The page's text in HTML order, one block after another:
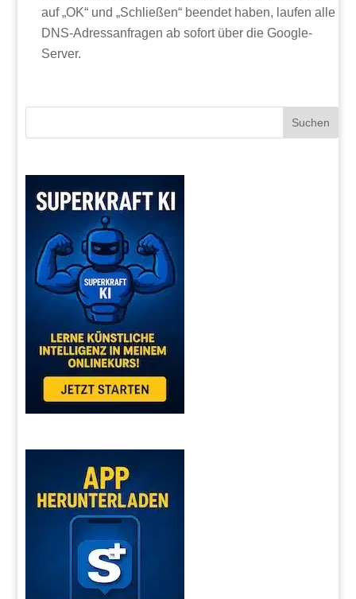
auf „OK“ und „Schließen“ beendet haben, laufen alle
DNS-Adressanfragen ab sofort über die Google-
Server.